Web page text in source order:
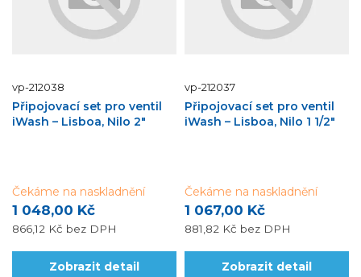
vp-212038
Připojovací set pro ventil
iWash – Lisboa, Nilo 2"
1 048,00 Kč
866,12 Kč bez DPH
Čekáme na naskladnění
Zobrazit detail
vp-212037
Připojovací set pro ventil
iWash – Lisboa, Nilo 1 1/2"
1 067,00 Kč
881,82 Kč bez DPH
Čekáme na naskladnění
Zobrazit detail